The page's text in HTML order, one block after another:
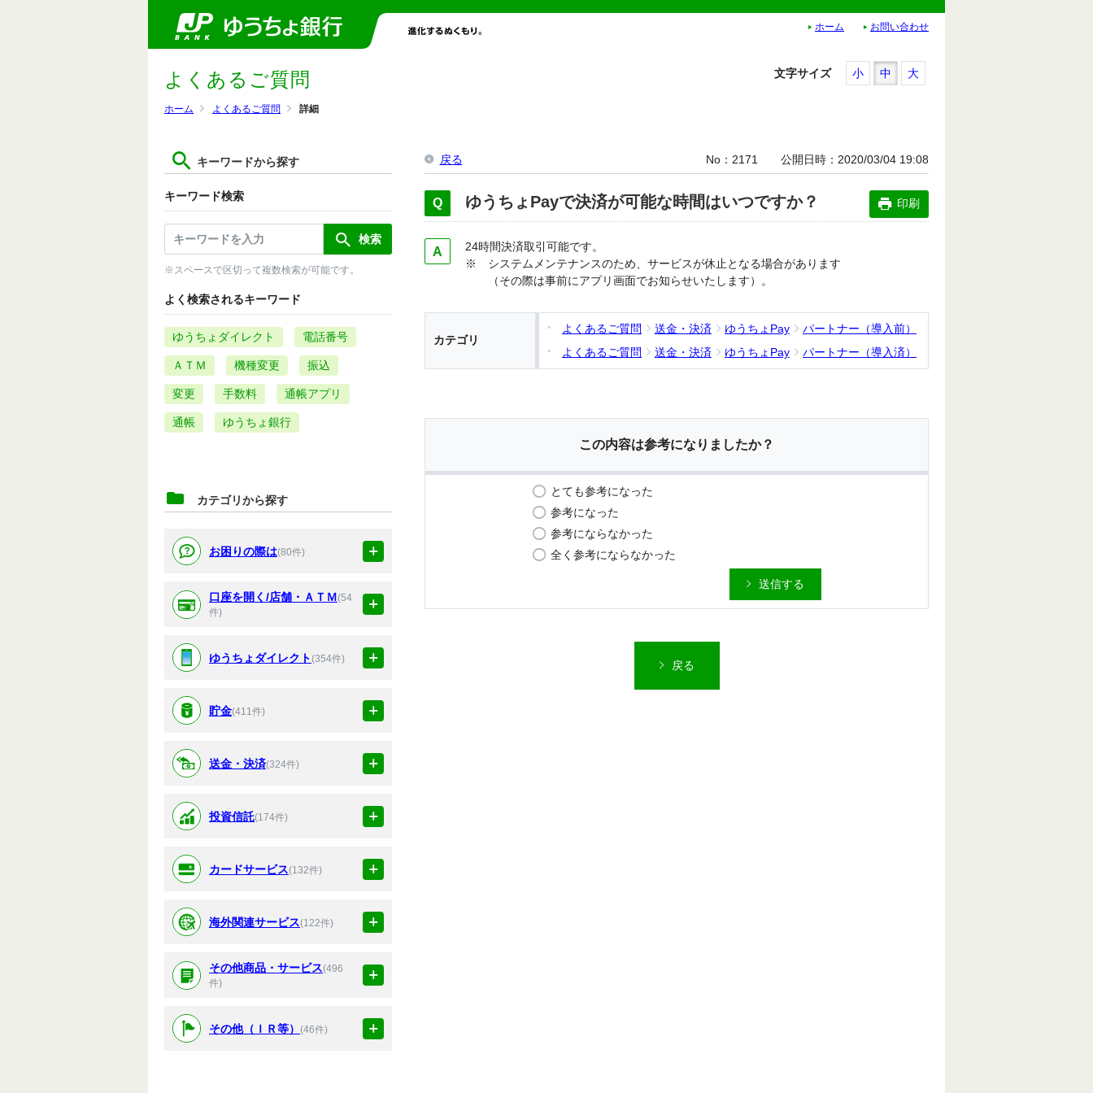
ホーム お問い合わせ
ホーム よくあるご質問 詳細
よくあるご質問
キーワードから探す
キーワード検索
※スペースで区切って複数検索が可能です。
よく検索されるキーワード
ゆうちょダイレクト 電話番号
ＡＴＭ 機種変更 振込
変更 手数料 通帳アプリ
通帳 ゆうちょ銀行
カテゴリから探す
お困りの際は(80件)
口座を開く/店舗・ＡＴＭ(54
件)
ゆうちょダイレクト(354件)
貯金(411件)
送金・決済(324件)
投資信託(174件)
カードサービス(132件)
海外関連サービス(122件)
その他商品・サービス(496
件)
その他（ＩＲ等） (46件)
文字サイズ 小 中 大
戻る No 2171 公開日時 2020/03/04 19:08
ゆうちょPayで決済が可能な時間はいつですか？ 印刷
24時間決済取引可能です。
※ システムメンテナンスのため、サービスが休止となる場合があります
（その際は事前にアプリ画面でお知らせいたします）。
カテゴリ
よくあるご質問 送金・決済 ゆうちょPay
パートナー（導入前）
よくあるご質問
送金・決済 ゆうちょPay パートナー（導入済）
この内容は参考になりましたか？
とても参考になった
参考になった
参考にならなかった
全く参考にならなかった
送信する
戻る